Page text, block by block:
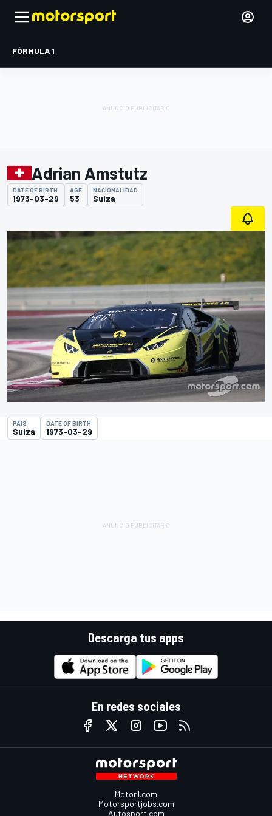
FÓRMULA 1
Adrian Amstutz
DATE OF BIRTH
1973-03-29
AGE
53
NACIONALIDAD
Suiza
PAÍS
Suiza
DATE OF BIRTH
1973-03-29
Descarga tus apps
En redes sociales
Motor1.com
Motorsportjobs.com
Autosport.com